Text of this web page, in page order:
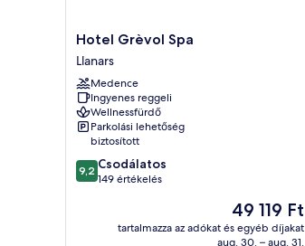
Hotel
Grèvol
Spa
Llanars
Hotel Grèvol Spa
Llanars
Medence
Ingyenes reggeli
Wellnessfürdő
Parkolási lehetőség
biztosított
9.2
ennyiből:
9,2 Csodálatos
149 értékelés
Az
ár
49 119 Ft
49 119 Ft
tartalmazza az adókat és egyéb díjakat
aug. 30. – aug. 31.